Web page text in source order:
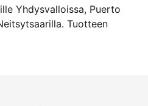
Yhdysvalloissa, Puerto
Tuotteen